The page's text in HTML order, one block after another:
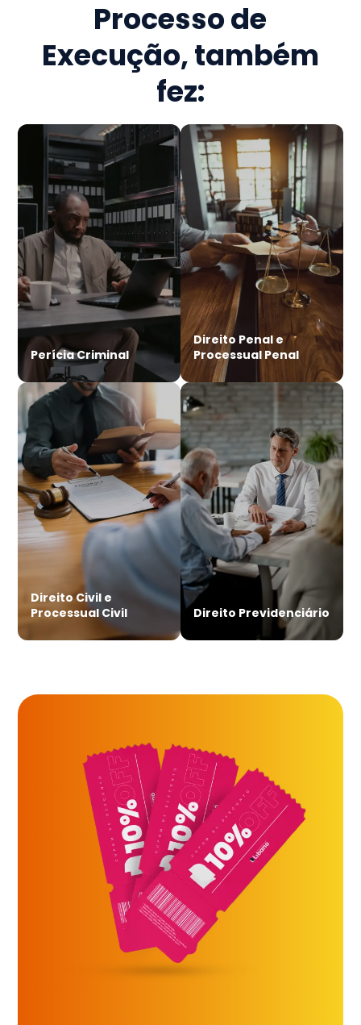
Processo de
Execução, também
fez:
Perícia Criminal
Direito Penal e
Processual Penal
Direito Civil e
Processual Civil
Direito Previdenciário